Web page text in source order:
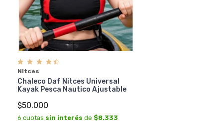
Nitces
Chaleco Daf Nitces Universal
Kayak Pesca Nautico Ajustable
$50.000
6 cuotas sin interés de $8.333